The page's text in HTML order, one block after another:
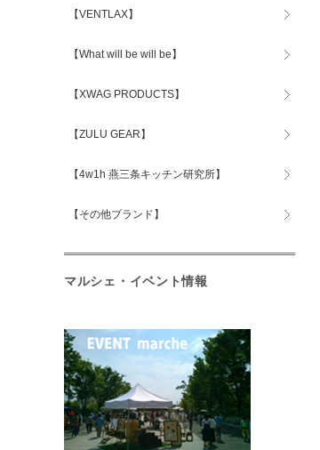
【VENTLAX】
【What will be will be】
【XWAG PRODUCTS】
【ZULU GEAR】
【4w1h 燕三条キッチン研究所】
【その他ブランド】
マルシェ・イベント情報